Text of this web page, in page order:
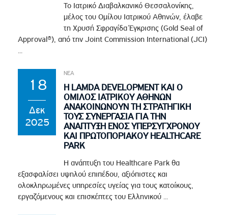
Το Ιατρικό Διαβαλκανικό Θεσσαλονίκης,
μέλος του Ομίλου Ιατρικού Αθηνών, έλαβε
τη Χρυσή Σφραγίδα Έγκρισης (Gold Seal of
Approval®), από την Joint Commission International (JCI)
...
18
Δεκ
2025
ΝΕΑ
Η LAMDA DEVELOPMENT ΚΑΙ Ο
ΟΜΙΛΟΣ ΙΑΤΡΙΚΟΥ ΑΘΗΝΩΝ
ΑΝΑΚΟΙΝΩΝΟΥΝ ΤΗ ΣΤΡΑΤΗΓΙΚΗ
ΤΟΥΣ ΣΥΝΕΡΓΑΣΙΑ ΓΙΑ ΤΗΝ
ΑΝΑΠΤΥΞΗ ΕΝΟΣ ΥΠΕΡΣΥΓΧΡΟΝΟΥ
ΚΑΙ ΠΡΩΤΟΠΟΡΙΑΚΟΥ HEALTHCARE
PARK
Η ανάπτυξη του Healthcare Park θα
εξασφαλίσει υψηλού επιπέδου, αξιόπιστες και
ολοκληρωμένες υπηρεσίες υγείας για τους κατοίκους,
εργαζόμενους και επισκέπτες του Ελληνικού ...